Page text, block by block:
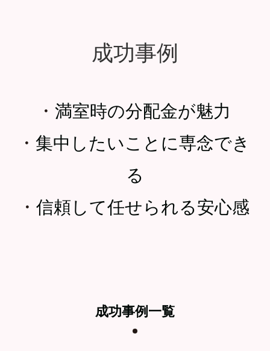
成功事例
・ 満室時の分配金が魅力
・ 集中したいことに専念でき
る
・ 信頼して任せられる安心感
成功事例一覧